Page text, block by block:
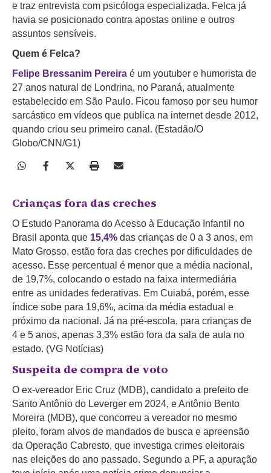
e traz entrevista com psicóloga especializada. Felca já
havia se posicionado contra apostas online e outros
assuntos sensíveis.
Quem é Felca?
Felipe Bressanim Pereira é um youtuber e humorista de
27 anos natural de Londrina, no Paraná, atualmente
estabelecido em São Paulo. Ficou famoso por seu humor
sarcástico em vídeos que publica na internet desde 2012,
quando criou seu primeiro canal. (Estadão/O
Globo/CNN/G1)
Crianças fora das creches
O Estudo Panorama do Acesso à Educação Infantil no
Brasil aponta que 15,4% das crianças de 0 a 3 anos, em
Mato Grosso, estão fora das creches por dificuldades de
acesso. Esse percentual é menor que a média nacional,
de 19,7%, colocando o estado na faixa intermediária
entre as unidades federativas. Em Cuiabá, porém, esse
índice sobe para 19,6%, acima da média estadual e
próximo da nacional. Já na pré-escola, para crianças de
4 e 5 anos, apenas 3,3% estão fora da sala de aula no
estado. (VG Notícias)
Suspeita de compra de voto
O ex-vereador Eric Cruz (MDB), candidato a prefeito de
Santo Antônio do Leverger em 2024, e Antônio Bento
Moreira (MDB), que concorreu a vereador no mesmo
pleito, foram alvos de mandados de busca e apreensão
da Operação Cabresto, que investiga crimes eleitorais
nas eleições do ano passado. Segundo a PF, a apuração